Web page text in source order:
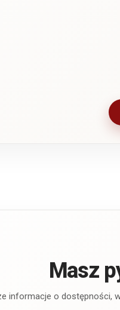
Masz
informacje o dostępności,